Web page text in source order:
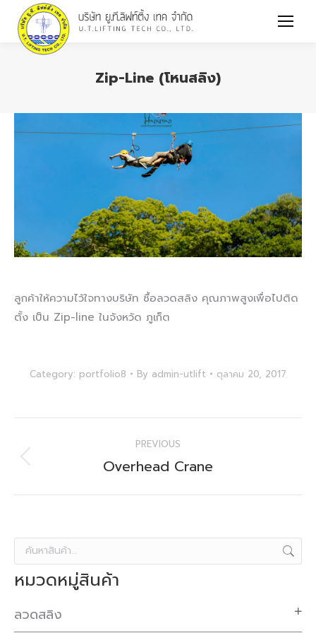
You are here:
Zip-Line (โหนสลิง)
ลูกค้าให้ความไว้ใจทางบริษัท ซื้อลวดสลิง คุณภาพสูงเพื่อไปติด
ตั้ง เป็น Zip-line ในจังหวัด ภูเก็ต
Category: portfolio8 By admin-utlift ตุลาคม 20, 2017
navigation
PREVIOUS
Previous
Overhead Crane
หมวดหมู่สินค้า
ลวดสลิง